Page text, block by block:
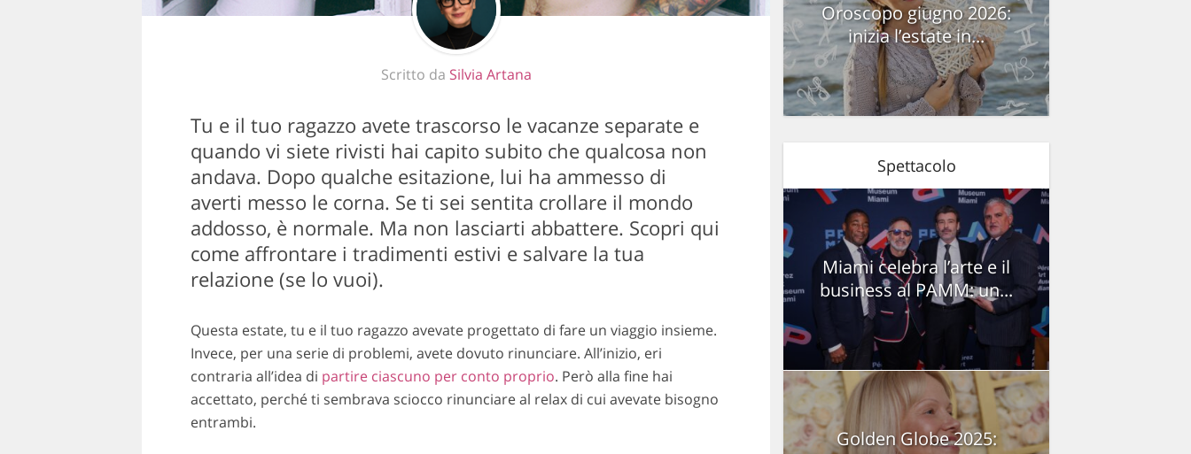
Scritto da Silvia Artana
Tu e il tuo ragazzo avete trascorso le vacanze separate e
quando vi siete rivisti hai capito subito che qualcosa non
andava. Dopo qualche esitazione, lui ha ammesso di
averti messo le corna. Se ti sei sentita crollare il mondo
addosso, è normale. Ma non lasciarti abbattere. Scopri qui
come affrontare i tradimenti estivi e salvare la tua
relazione (se lo vuoi).
Questa estate, tu e il tuo ragazzo avevate progettato di fare un viaggio insieme.
Invece, per una serie di problemi, avete dovuto rinunciare. All’inizio, eri
contraria all’idea di partire ciascuno per conto proprio. Però alla fine hai
accettato, perché ti sembrava sciocco rinunciare al relax di cui avevate bisogno
entrambi.
Oroscopo giugno 2026:
inizia l’estate in...
Spettacolo
Miami celebra l’arte e il
business al PAMM: un...
Golden Globe 2025: